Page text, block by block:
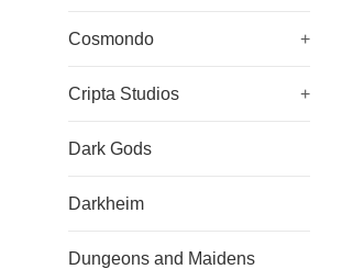
Cosmondo +
Cripta Studios +
Dark Gods
Darkheim
Dungeons and Maidens